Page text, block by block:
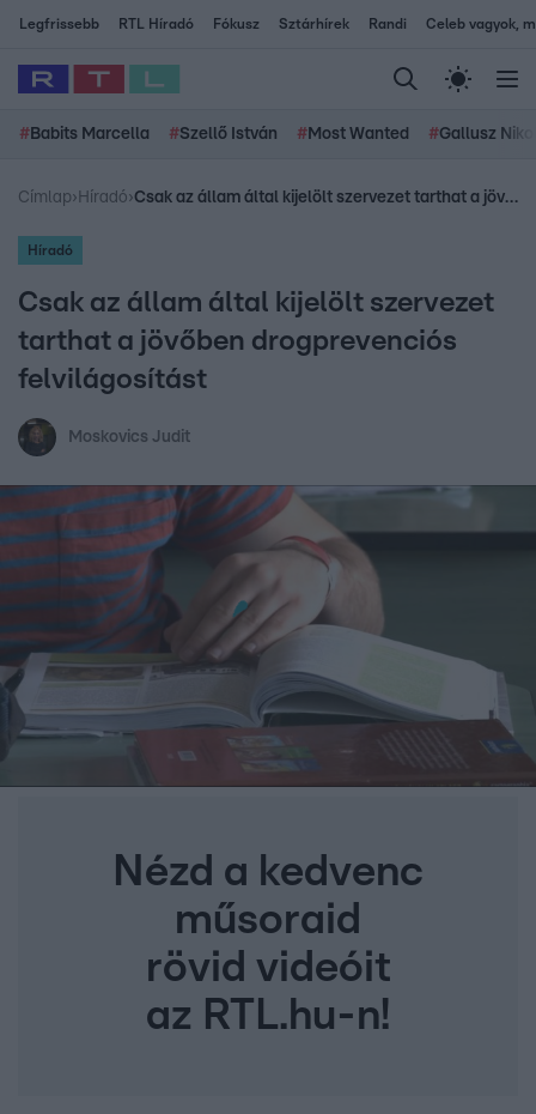
Legfrissebb RTL Híradó Fókusz Sztárhírek Randi Celeb vagyok,
# Babits Marcella #Szellő István # Most Wanted #Gallusz
Címlap› Híradó› Csak az állam által kijelölt szervezet tarthat a jövőben drogprevenciós felvilágosítást
Híradó
Csak az állam által kijelölt szervezet
tarthat a jövőben drogprevenciós
felvilágosítást
Moskovics Judit
Nézd a kedvenc
műsoraid
rövid videóit
az RTL.hu-n!